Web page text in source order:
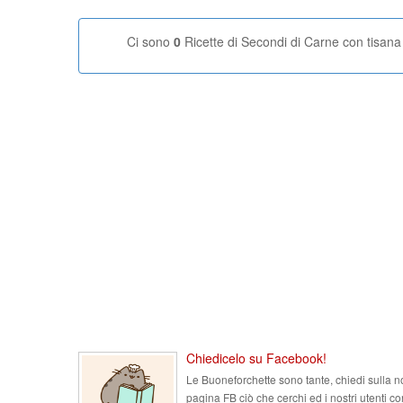
Ci sono 0 Ricette di Secondi di Carne con tisana
Chiedicelo su Facebook!
Le Buoneforchette sono tante, chiedi sulla
pagina FB ciò che cerchi ed i nostri utenti